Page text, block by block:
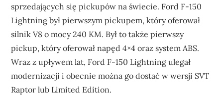
sprzedających się pickupów na świecie. Ford F-150
Lightning był pierwszym pickupem, który oferował
silnik V8 o mocy 240 KM. Był to także pierwszy
pickup, który oferował napęd 4×4 oraz system ABS.
Wraz z upływem lat, Ford F-150 Lightning ulegał
modernizacji i obecnie można go dostać w wersji SVT
Raptor lub Limited Edition.